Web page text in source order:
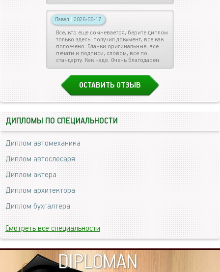
Павел | 2026-06-17
Все, кто еще сомневается, берите диплом
только здесь: получил документ, все как
положено. Бланки оригинальные, все
печати и подписи, словом, все по
стандарту. Как надо. Очень благодарен.
ОСТАВИТЬ ОТЗЫВ
ДИПЛОМЫ ПО СПЕЦИАЛЬНОСТИ
Диплом автомеханика
Диплом автослесаря
Диплом актера
Диплом архитектора
Диплом бухгалтера
Смотреть все специальности
DIPLOMAN